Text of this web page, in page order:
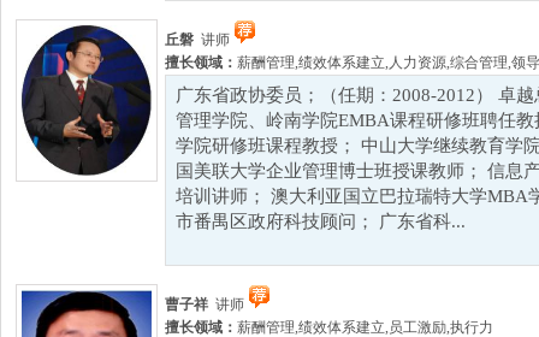
丘磐 讲师
擅长领域： 薪酬管理,绩效体系建立, 人力资源,综合管理,领
广东省政协委员；（任期：2008-2012） 卓
管理学院、岭南学院EMBA课程研修班聘任
学院研修班课程教授； 中山大学继续教育学
国美联大学企业管理博士班授课教师； 信息
培训讲师； 澳大利亚国立巴拉瑞特大学MBA
市番禺区政府科技顾问； 广东省科...
曹子祥 讲师
擅长领域： 薪酬管理,绩效体系建立, 员工激励,执行力